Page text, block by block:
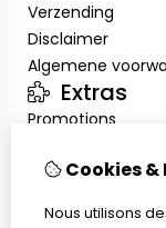
Verzending
Disclaimer
Algemene
Extras
Promotions
InloggenCookies
Nous utilisons